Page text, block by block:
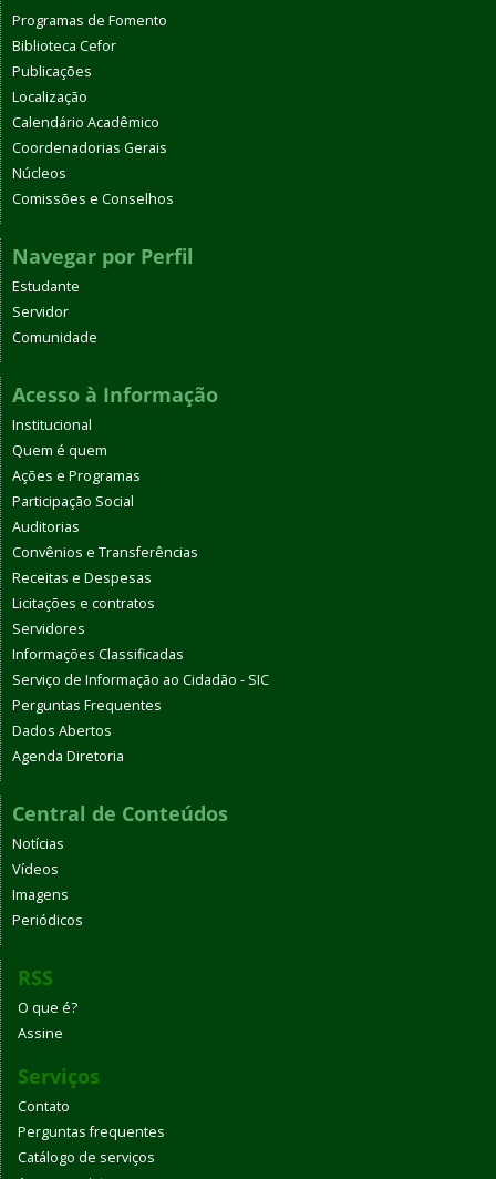
Programas de Fomento
Biblioteca Cefor
Publicações
Localização
Calendário Acadêmico
Coordenadorias Gerais
Núcleos
Comissões e Conselhos
Navegar por Perfil
Estudante
Servidor
Comunidade
Acesso à Informação
Institucional
Quem é quem
Ações e Programas
Participação Social
Auditorias
Convênios e Transferências
Receitas e Despesas
Licitações e contratos
Servidores
Informações Classificadas
Serviço de Informação ao Cidadão - SIC
Perguntas Frequentes
Dados Abertos
Agenda Diretoria
Central de Conteúdos
Notícias
Vídeos
Imagens
Periódicos
RSS
O que é?
Assine
Serviços
Contato
Perguntas frequentes
Catálogo de serviços